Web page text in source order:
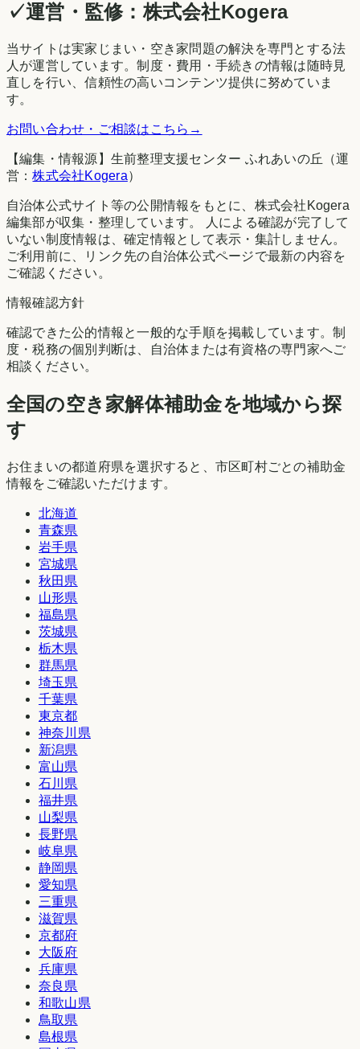
✓運営・監修：株式会社Kogera
当サイトは実家じまい・空き家問題の解決を専門とする法
人が運営しています。制度・費用・手続きの情報は随時見
直しを行い、信頼性の高いコンテンツ提供に努めていま
す。
お問い合わせ・ご相談はこちら →
【編集・情報源】生前整理支援センター ふれあいの丘（運
営：株式会社Kogera）
自治体公式サイト等の公開情報をもとに、株式会社Kogera
編集部が収集・整理しています。 人による確認が完了して
いない制度情報は、確定情報として表示・集計しません。
ご利用前に、リンク先の自治体公式ページで最新の内容を
ご確認ください。
情報確認方針
確認できた公的情報と一般的な手順を掲載しています。制
度・税務の個別判断は、自治体または有資格の専門家へご
相談ください。
全国の空き家解体補助金を地域から探
す
お住まいの都道府県を選択すると、市区町村ごとの補助金
情報をご確認いただけます。
北海道
青森県
岩手県
宮城県
秋田県
山形県
福島県
茨城県
栃木県
群馬県
埼玉県
千葉県
東京都
神奈川県
新潟県
富山県
石川県
福井県
山梨県
長野県
岐阜県
静岡県
愛知県
三重県
滋賀県
京都府
大阪府
兵庫県
奈良県
和歌山県
鳥取県
島根県